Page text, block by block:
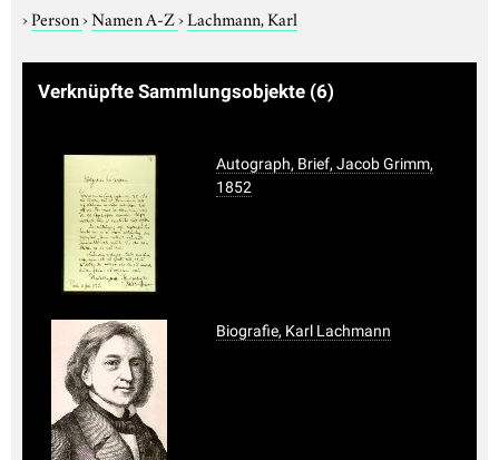
›Person›Namen A-Z›Lachmann, Karl
Verknüpfte Sammlungsobjekte (6)
Autograph, Brief, Jacob Grimm,
1852
Biografie, Karl Lachmann